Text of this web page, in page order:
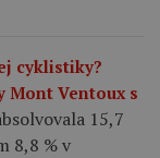
cyklistiky?
Mont Ventoux s
15,7
8,8 % v